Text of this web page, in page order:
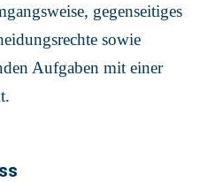
gegenseitiges
sowie
Aufgaben mit einer